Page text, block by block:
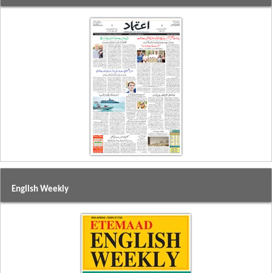
English Weekly